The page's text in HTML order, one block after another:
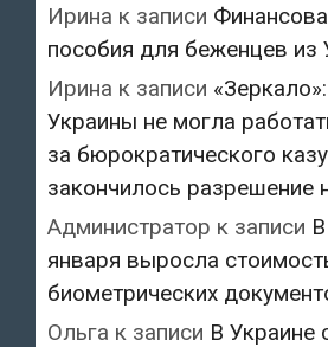
Ирина к записи
пособия для беженцев из
Ирина к записи
Украины не могла
за бюрократического
закончилось разрешение
Администратор к записи
января выросла
биометрических
Ольга к записи В Украине